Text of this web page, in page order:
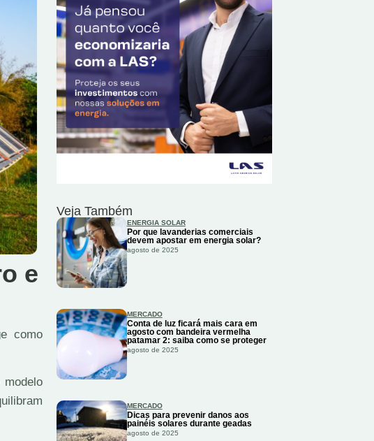
e
como
Veja Também
ENERGIA SOLAR
Por que lavanderias comerciais
devem apostar em energia solar?
agosto de 2025
MERCADO
Conta de luz ficará mais cara em
agosto com bandeira vermelha
patamar 2: saiba como se proteger
agosto de 2025
MERCADO
Dicas para prevenir danos aos
painéis solares durante geadas
agosto de 2025